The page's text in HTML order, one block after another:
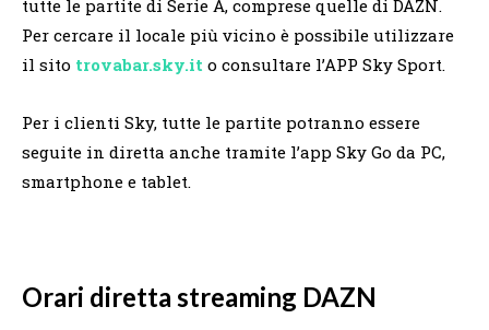
tutte le partite di Serie A, comprese quelle di DAZN.
Per cercare il locale più vicino è possibile utilizzare
il sito trovabar.sky.it o consultare l’APP Sky Sport.
Per i clienti Sky, tutte le partite potranno essere
seguite in diretta anche tramite l’app Sky Go da PC,
smartphone e tablet.
Orari diretta streaming DAZN